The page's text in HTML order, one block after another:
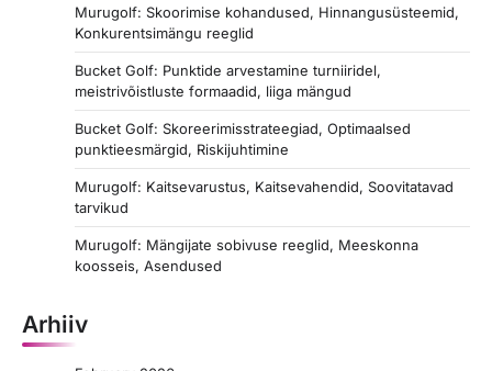
Murugolf: Skoorimise kohandused, Hinnangusüsteemid,
Konkurentsimängu reeglid
Bucket Golf: Punktide arvestamine turniiridel,
meistrivõistluste formaadid, liiga mängud
Bucket Golf: Skoreerimisstrateegiad, Optimaalsed
punktieesmärgid, Riskijuhtimine
Murugolf: Kaitsevarustus, Kaitsevahendid, Soovitatavad
tarvikud
Murugolf: Mängijate sobivuse reeglid, Meeskonna
koosseis, Asendused
Arhiiv